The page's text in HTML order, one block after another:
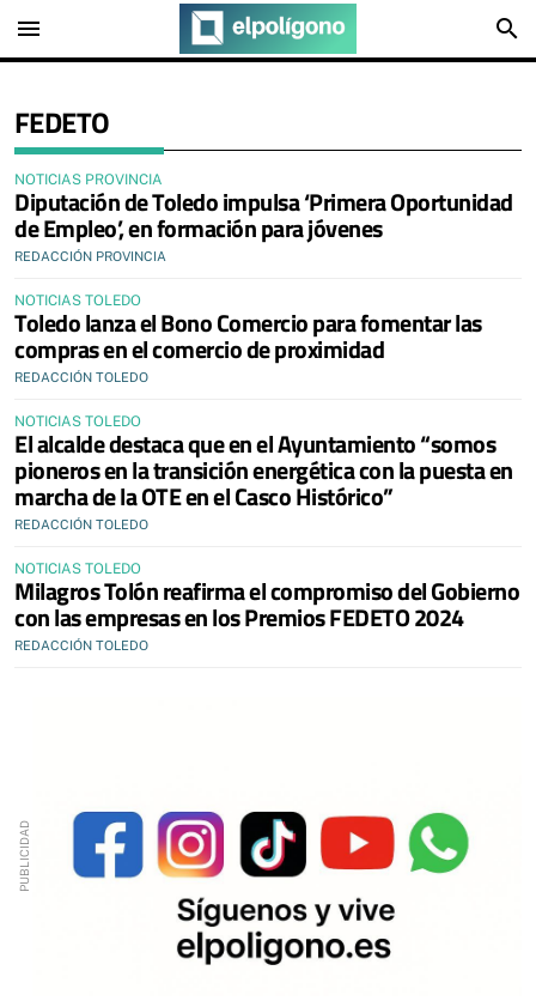
menu search
FEDETO
NOTICIAS PROVINCIA
Diputación de Toledo impulsa ‘Primera Oportunidad
de Empleo’, en formación para jóvenes
REDACCIÓN PROVINCIA
NOTICIAS TOLEDO
Toledo lanza el Bono Comercio para fomentar las
compras en el comercio de proximidad
REDACCIÓN TOLEDO
NOTICIAS TOLEDO
El alcalde destaca que en el Ayuntamiento “somos
pioneros en la transición energética con la puesta en
marcha de la OTE en el Casco Histórico”
REDACCIÓN TOLEDO
NOTICIAS TOLEDO
Milagros Tolón reafirma el compromiso del Gobierno
con las empresas en los Premios FEDETO 2024
REDACCIÓN TOLEDO